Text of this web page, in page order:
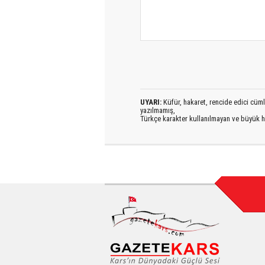
UYARI: Küfür, hakaret, rencide edici
yazılmamış,
Türkçe karakter kullanılmayan ve büyük